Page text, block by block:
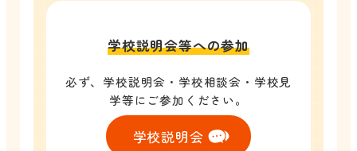
学校説明会等への参加
必ず、学校説明会・学校相談会・学校見
学等にご参加ください。
学校説明会